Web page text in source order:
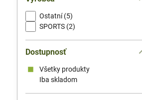
Ostatní (5)
SPORTS (2)
Dostupnosť
Všetky produkty
Iba skladom